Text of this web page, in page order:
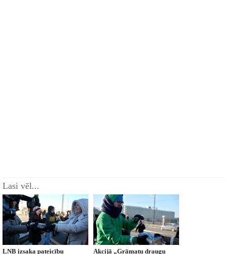
Lasi vēl...
LNB izsaka pateicību Akcijā „Grāmatu draugu